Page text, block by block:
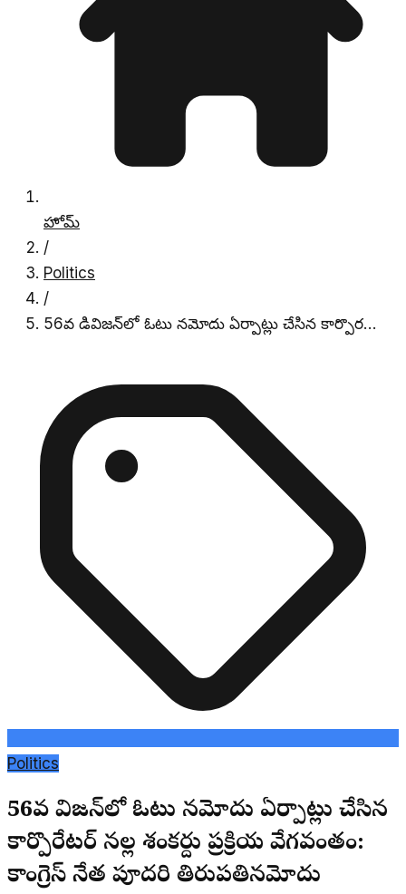
హోమ్
/
Politics
/
56వ డివిజన్‌లో ఓటు నమోదు ఏర్పాట్లు చేసిన కార్పొర…
Politics
56వ డివిజన్‌లో ఓటు నమోదు ఏర్పాట్లు చేసిన
కార్పొరేటర్ నల్ల శంకర్దు ప్రక్రియ వేగవంతం:
కాంగ్రెస్ నేత పూదరి తిరుపతినమోదు